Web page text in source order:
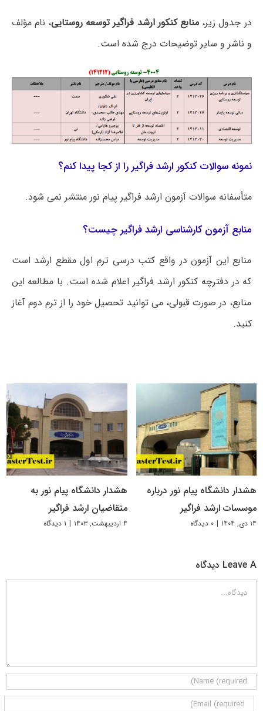
در جدول زیر،منابع کنکور ارشد فراگیر توسعه روستایی، نام مؤلف
و ناشر و سایر توضیحات درج شده است.
نمونه سوالات کنکور ارشد فراگیر را از کجا پیدا کنم؟
متأسفانه سوالات آزمون ارشد فراگیر پیام نور منتشر نمی شود.
منابع آزمون کارشناسی ارشد فراگیر چیست؟
منابع این آزمون در واقع کتب درسی ترم اول مقطع ارشد است
که در دفترچه کنکور ارشد فراگیر اعلام شده است. با مطالعه این
منابع، در صورت قبولی، می توانید تحصیل خود را از ترم دوم آغاز
کنید.
هشدار دانشگاه پیام نور درباره
موسسات ارشد فراگیر
۱۴ دی, ۱۴۰۴ | ۰ دیدگاه
هشدار دانشگاه پیام نور به
متقاضیان ارشد فراگیر
۴ اردیبهشت, ۱۴۰۳ | ۱ دیدگاه
Leave A دیدگاه
دیدگاه